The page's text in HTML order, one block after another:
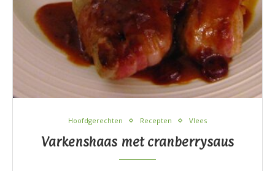
Hoofdgerechten Recepten Vlees
Varkenshaas met cranberrysaus